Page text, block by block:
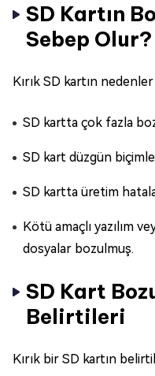
SD Kartın
Sebep Olur?
Kırık SD kartın
SD kartta çok fazla
SD kart düzgün
SD kartta üretim
Kötü amaçlı yazılım
dosyalar bozulmuş.
SD Kart
Belirtileri
Kırık bir SD kartın